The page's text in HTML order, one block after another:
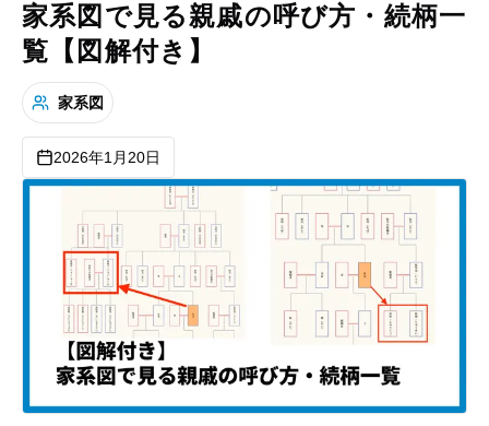
家系図で見る親戚の呼び方・続柄一
覧【図解付き】
家系図
2026年1月20日